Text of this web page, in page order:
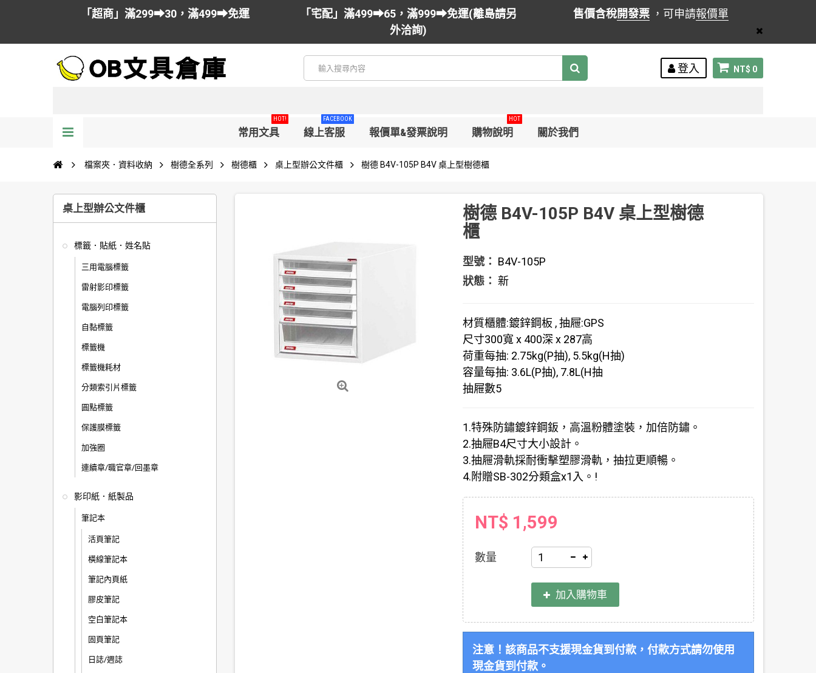
「超商」滿299➡30，滿499➡免運
「宅配」滿499➡65，滿999➡免運(離島請另
外洽詢)
售價含稅開發票 ，可申請報價單
NT$ 0
登入
常用文具
HOT!
線上客服
FACEBOOK
報價單&發票說明 購物說明
HOT
關於我們
檔案夾．資料收納 樹德全系列 樹德櫃 桌上型辦公文件櫃 樹德 B4V-105P B4V 桌上型樹德櫃
桌上型辦公文件櫃
標籤．貼紙．姓名貼
三用電腦標籤
雷射影印標籤
電腦列印標籤
自黏標籤
標籤機
標籤機耗材
分類索引片標籤
圓點標籤
保護膜標籤
加強圈
連續章/職官章/回墨章
影印紙．紙製品
筆記本
活頁筆記
橫線筆記本
筆記內頁紙
膠皮筆記
空白筆記本
固頁筆記
日誌/週誌
樹德 B4V-105P B4V 桌上型樹德
櫃
型號： B4V-105P
狀態： 新
材質櫃體:鍍鋅鋼板 , 抽屜:GPS
尺寸300寬 x 400深 x 287高
荷重每抽: 2.75kg(P抽), 5.5kg(H抽)
容量每抽: 3.6L(P抽), 7.8L(H抽
抽屜數5
1.特殊防鏽鍍鋅鋼鈑，高溫粉體塗裝，加倍防鏽。
2.抽屜B4尺寸大小設計。
3.抽屜滑軌採耐衝擊塑膠滑軌，抽拉更順暢。
4.附贈SB-302分類盒x1入。!
NT$ 1,599
數量
加入購物車
注意！該商品不支援現金貨到付款，付款方式請勿使用
現金貨到付款。